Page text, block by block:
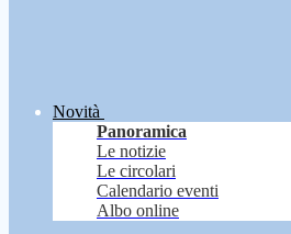
Novità
Panoramica
Le notizie
Le circolari
Calendario eventi
Albo online